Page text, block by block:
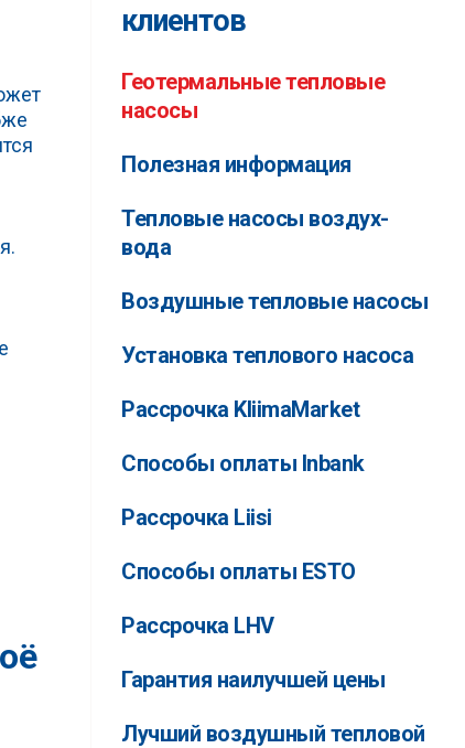
клиентов
Геотермальные тепловые
насосы
Полезная информация
Тепловые насосы воздух-
вода
Воздушные тепловые насосы
Установка теплового насоса
Рассрочка KliimaMarket
Способы оплаты Inbank
Рассрочка Liisi
Способы оплаты ESTO
Рассрочка LHV
Гарантия наилучшей цены
Лучший воздушный тепловой